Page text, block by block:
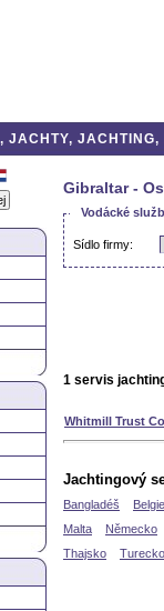
JACHTY,
Gibraltar -
Vodácké
Sídlo firmy:
1 servis
Whitmill Trust
Jachtingový
Bangladéš Belgie
Malta
Německo
Thajsko
Turecko